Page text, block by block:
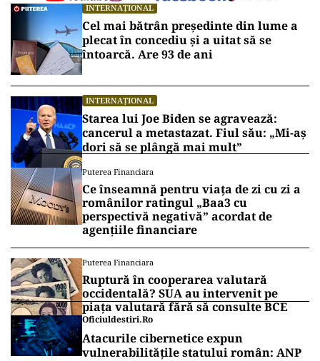
INTERNAȚIONAL
Cel mai bătrân președinte din lume a
plecat în concediu și a uitat să se
întoarcă. Are 93 de ani
INTERNAȚIONAL
Starea lui Joe Biden se agravează:
cancerul a metastazat. Fiul său: „Mi-aș
dori să se plângă mai mult”
Puterea Financiara
Ce înseamnă pentru viața de zi cu zi a
românilor ratingul „Baa3 cu
perspectivă negativă” acordat de
agențiile financiare
Puterea Financiara
Ruptură în cooperarea valutară
occidentală? SUA au intervenit pe
piața valutară fără să consulte BCE
Oficiuldestiri.ro
Atacurile cibernetice expun
vulnerabilitățile statului român: ANP